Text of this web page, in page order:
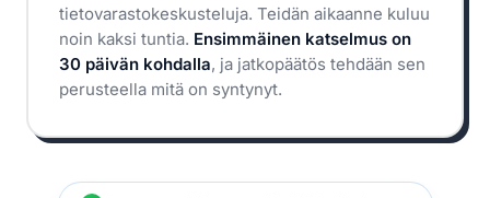
tietovarastokeskusteluja. Teidän aikaanne kuluu
noin kaksi tuntia. Ensimmäinen katselmus on
30 päivän kohdalla, ja jatkopäätös tehdään sen
perusteella mitä on syntynyt.